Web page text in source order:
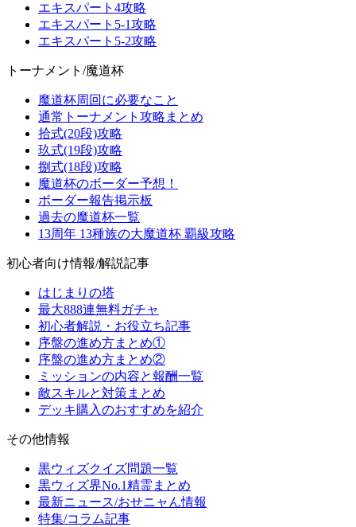
エキスパート4攻略
エキスパート5-1攻略
エキスパート5-2攻略
トーナメント/魔道杯
魔道杯周回に必要なこと
通常トーナメント攻略まとめ
拾式(20段)攻略
玖式(19段)攻略
捌式(18段)攻略
魔道杯のボーダー予想！
ボーダー報告掲示板
過去の魔道杯一覧
13周年 13種族の大魔道杯 覇級攻略
初心者向け情報/解説記事
はじまりの塔
最大888連無料ガチャ
初心者解説・お役立ち記事
序盤の進め方まとめ①
序盤の進め方まとめ②
ミッションの内容と報酬一覧
敵スキルと対策まとめ
デッキ購入のおすすめを紹介
その他情報
黒ウィズクイズ問題一覧
黒ウィズ界No.1精霊まとめ
最新ニュース/おせニャん情報
特集/コラム記事